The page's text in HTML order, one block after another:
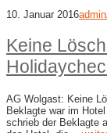
10. Januar 2016admin
Keine
AG Wolgast: Keine
Beklagte war im
schrieb der Beklagte